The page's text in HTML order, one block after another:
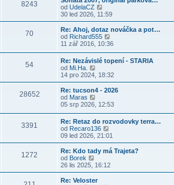
ě
v
e
ř
í
p
ě
v
e
k
o
l
e
d
n
í
p
ř
s
ě
v
e
k
z
i
t
o
s
l
e
d
í
p
ř
s
v
e
k
8243
od UdelaCZ
o
b
r
a
z
p
s
l
e
n
í
p
ř
í
ě
v
e
30 led 2026, 11:59
70
Re: Ahoj, dotaz nováčka a pot…
od Richard555
o
a
z
i
p
s
l
e
n
í
p
11 zář 2016, 10:36
54
Re: Nezávislé topení - STARIA
od Mi.Ha.
o
b
r
z
p
o
s
l
e
n
í
p
14 pro 2024, 18:32
28652
Re: tucson4 - 2026
od Maras
o
a
z
i
p
s
l
e
05 srp 2026, 12:53
3391
Re: Retaz do rozvodovky terra…
od Recaro136
o
b
r
z
09 led 2026, 21:01
1272
Re: Kdo tady má Trajeta?
od Borek
o
b
r
26 lis 2025, 16:12
Re: Veloster